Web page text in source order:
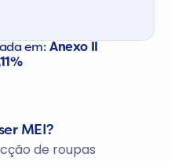
em:Anexo II
MEI?
de roupas